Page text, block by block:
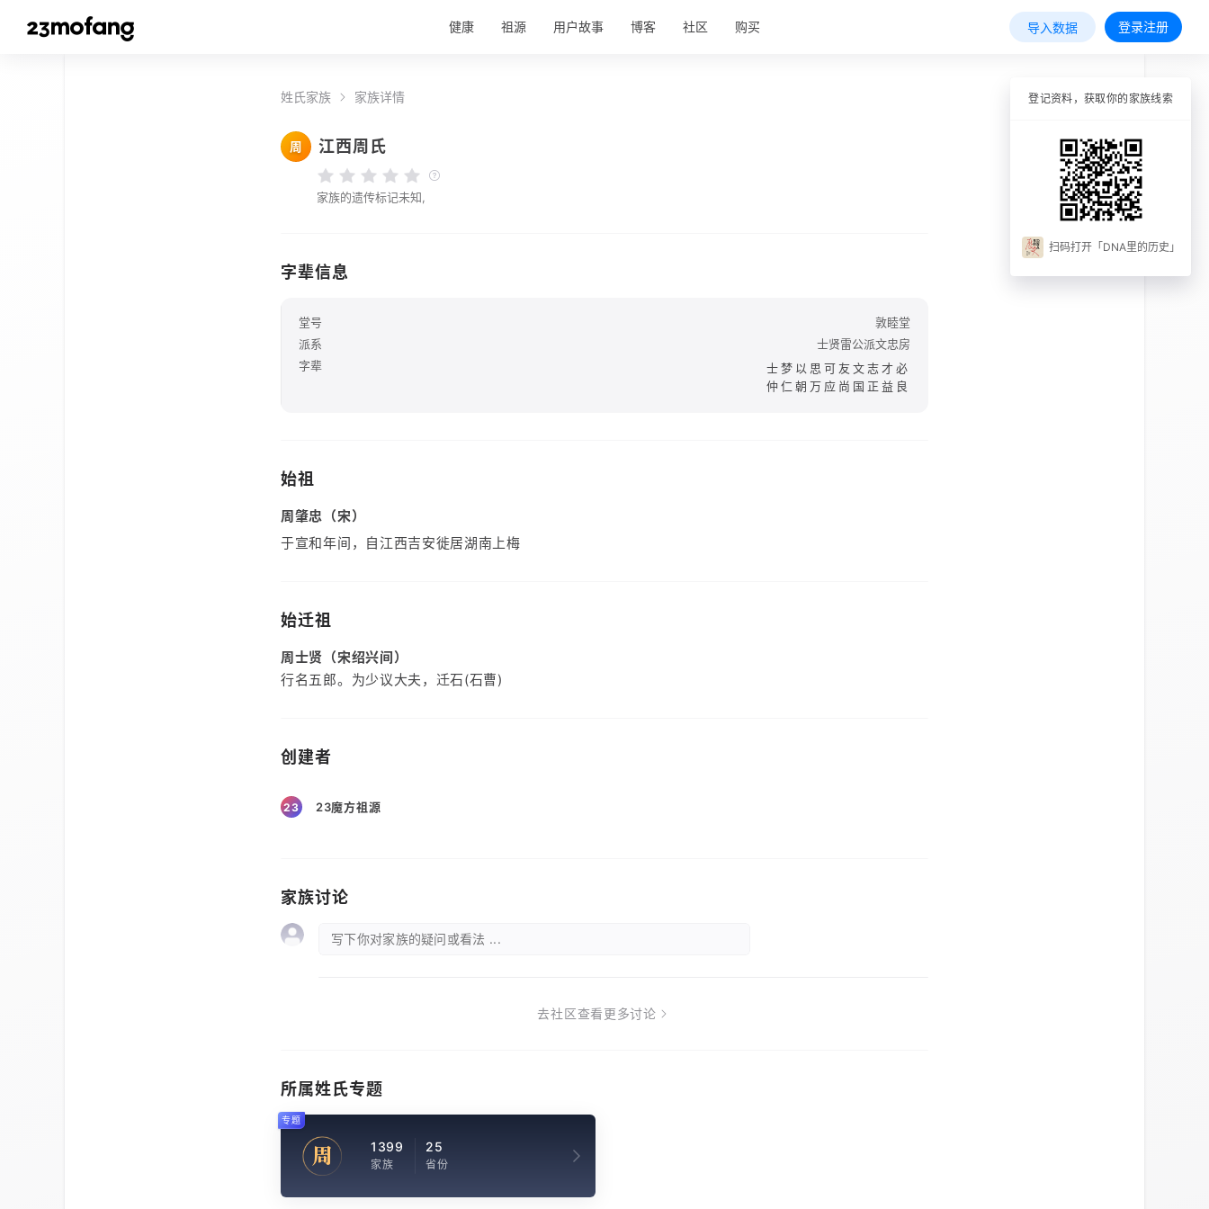
健康 祖源 用户故事 博客 社区 购买 导入数据 登录注册
姓氏家族 家族详情
周 江西周氏
家族的遗传标记未知,
字辈信息
堂号
敦睦堂
派系
士贤雷公派文忠房
字辈
士梦以思可友文志才必
仲仁朝万应尚国正益良
始祖
周肇忠（宋）
于宣和年间，自江西吉安徙居湖南上梅
始迁祖
周士贤（宋绍兴间）
行名五郎。为少议大夫，迁石(石曹)
创建者
23 23魔方祖源
家族讨论
写下你对家族的疑问或看法 ...
去社区查看更多讨论
所属姓氏专题
周 1399
家族
25
省份
专题
登记资料，获取你的家族线索
扫码打开「DNA里的历史」